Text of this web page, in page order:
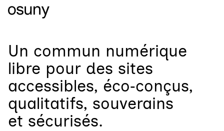
Un commun numérique
libre pour des sites
accessibles, éco‑conçus,
qualitatifs, souverains
et sécurisés.